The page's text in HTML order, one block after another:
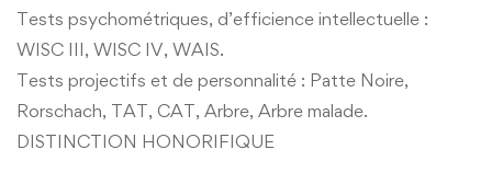
Tests psychométriques, d’efficience intellectuelle :
WISC III, WISC IV, WAIS.
Tests projectifs et de personnalité : Patte Noire,
Rorschach, TAT, CAT, Arbre, Arbre malade.
DISTINCTION HONORIFIQUE